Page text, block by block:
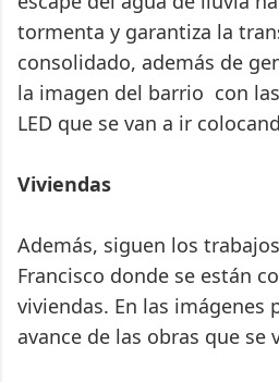
tormenta y garantiza la
consolidado, además de
la imagen del barrio con
LED que se van a ir
Viviendas
Además, siguen los
Francisco donde se están
viviendas. En las imágenes
avance de las obras que se